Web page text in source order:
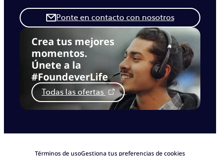
Crea tus mejores
momentos.
Únete a la
#FoundeverLife
Todas las ofertas
Ponte en contacto con nosotros
Términos de usoGestiona tus preferencias de cookies